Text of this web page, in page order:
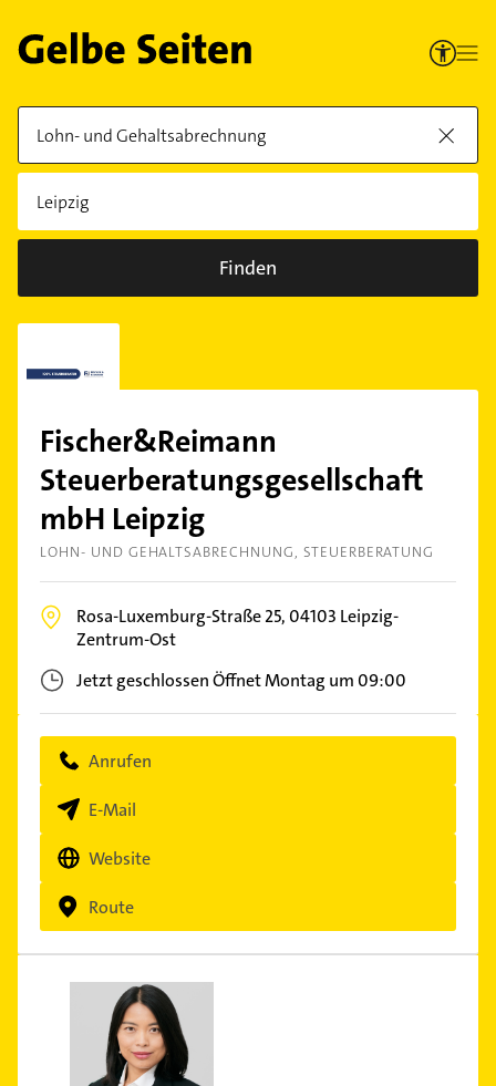
Finden
Fischer&Reimann
Steuerberatungsgesellschaft
mbH Leipzig
LOHN- UND GEHALTSABRECHNUNG STEUERBERATUNG
Rosa-Luxemburg-Straße 25,04103 Leipzig-
Zentrum-Ost
Jetzt geschlossenÖffnet Montag um 09:00
Anrufen
E-Mail
Website
Route